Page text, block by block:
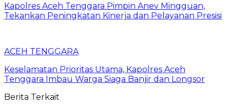
Kapolres Aceh Tenggara Pimpin Anev Mingguan,
Tekankan Peningkatan Kinerja dan Pelayanan Presisi
ACEH TENGGARA
Keselamatan Prioritas Utama, Kapolres Aceh
Tenggara Imbau Warga Siaga Banjir dan Longsor
Berita Terkait